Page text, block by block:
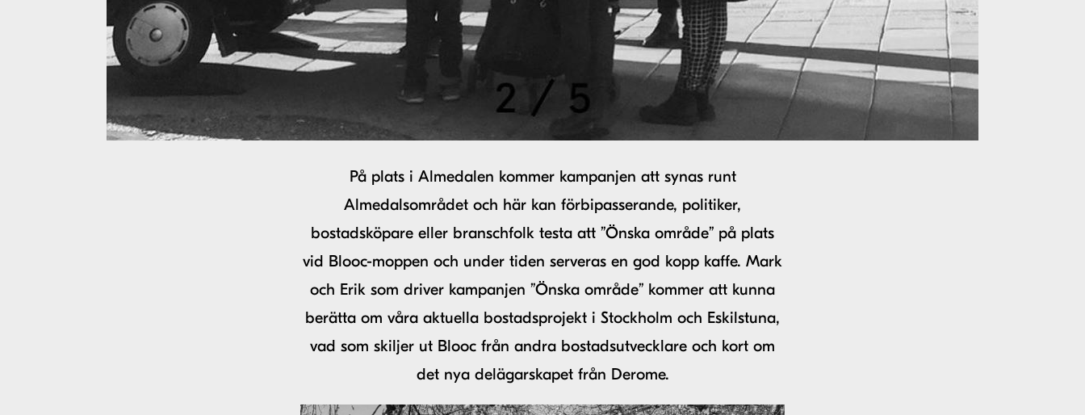
På plats i Almedalen kommer kampanjen att synas runt
Almedalsområdet och här kan förbipasserande, politiker,
bostadsköpare eller branschfolk testa att ”Önska område” på plats
vid Blooc-moppen och under tiden serveras en god kopp kaffe. Mark
och Erik som driver kampanjen ”Önska område” kommer att kunna
berätta om våra aktuella bostadsprojekt i Stockholm och Eskilstuna,
vad som skiljer ut Blooc från andra bostadsutvecklare och kort om
det nya delägarskapet från Derome.